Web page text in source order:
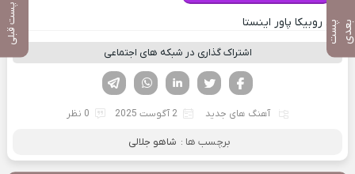
پ
س
ت
ب
ع
د ی پست قبلی کانال روبیکا پاور اینستا
اشتراک گذاری در شبکه های اجتماعی
لینکدین تویتر
فیسوک
آهنگ های جدید 2 آگوست 2025 0 نظر
برچسب ها : شاهو جلالی